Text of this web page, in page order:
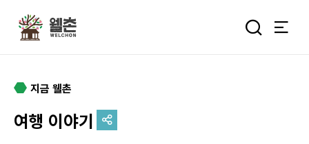
통합검색
지금 웰촌
여행 이야기